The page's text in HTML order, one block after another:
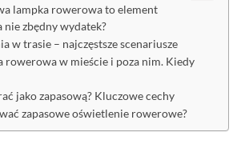
lampka rowerowa to element
nie zbędny wydatek?
w trasie – najczęstsze scenariusze
rowerowa w mieście i poza nim. Kiedy
jako zapasową? Kluczowe cechy
zapasowe oświetlenie rowerowe?